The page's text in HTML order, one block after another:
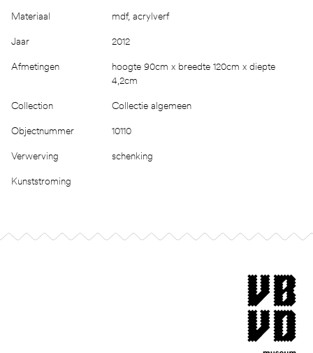
Materiaal mdf, acrylverf
Jaar 2012
Afmetingen
hoogte 90cm x breedte 120cm x diepte
4,2cm
Collection Collectie algemeen
Objectnummer 10110
Verwerving schenking
Kunststroming
museum van